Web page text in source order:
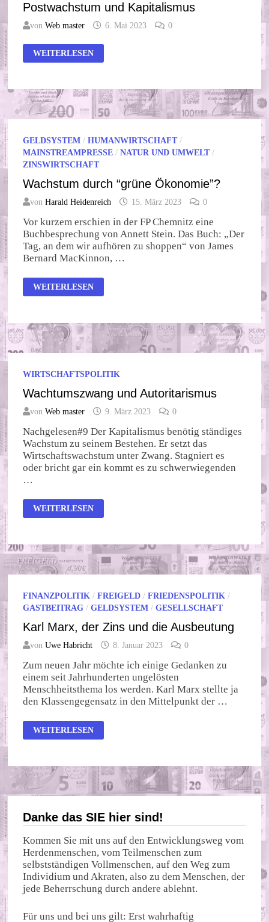
Postwachstum und Kapitalismus
vonWeb master 6. Mai 2023 0
POSTWACHSTUM
UND
WEITERLESEN
GELDSYSTEM /HUMANWIRTSCHAFT/
MAINSTREAMPRESSE /NATUR UND UMWELT/
ZINSWIRTSCHAFT
Wachstum durch “grüne Ökonomie”?
vonHarald Heidenreich 15. März 2023 0
Vor kurzem erschien in der FP Chemnitz eine
Buchbesprechung von Annett Stein. Das Buch: „Der
Tag, an dem wir aufhören zu shoppen“ von James
Bernard MacKinnon, …
WACHSTUM
DURCH
WEITERLESEN
WIRTSCHAFTSPOLITIK
Wachtumszwang und Autoritarismus
vonWeb master 9. März 2023 0
Nachgelesen#9 Der Kapitalismus benötig ständiges
Wachstum zu seinem Bestehen. Er setzt das
Wirtschaftswachstum unter Zwang. Stagniert es
oder bricht gar ein kommt es zu schwerwiegenden
…
WACHTUMSZWANG
UND
WEITERLESEN
FINANZPOLITIK /FREIGELD /FRIEDENSPOLITIK /
GASTBEITRAG /GELDSYSTEM /GESELLSCHAFT
Karl Marx, der Zins und die Ausbeutung
vonUwe Habricht 8. Januar 2023 0
Zum neuen Jahr möchte ich einige Gedanken zu
einem seit Jahrhunderten ungelösten
Menschheitsthema los werden. Karl Marx stellte ja
den Klassengegensatz in den Mittelpunkt der …
KARL
MARX,
DIE
AUSBEUTUNG
WEITERLESEN
Danke das SIE hier sind!
Kommen Sie mit uns auf den Entwicklungsweg vom
Herdenmenschen, vom Teilmenschen zum
selbstständigen Vollmenschen, auf den Weg zum
Individium und Akraten, also zu dem Menschen, der
jede Beherrschung durch andere ablehnt.
Für uns und bei uns gilt: Erst wahrhaftig